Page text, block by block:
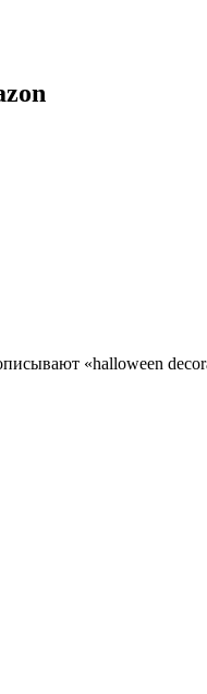
«halloween